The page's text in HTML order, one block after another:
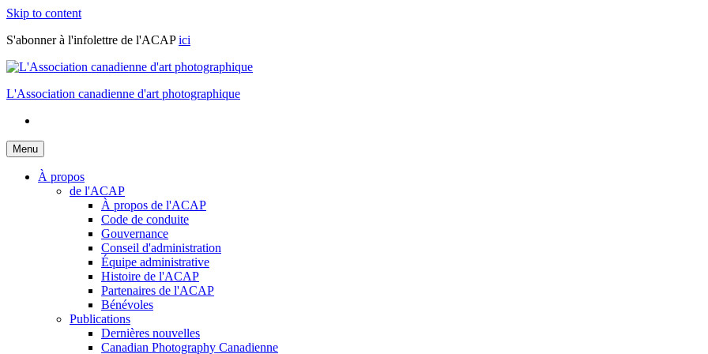
Skip to content
S'abonner à l'infolettre de l'ACAPici
L'Association canadienne d'art photographique
Menu
À propos
de l'ACAP
À propos de l'ACAP
Code de conduite
Gouvernance
Conseil d'administration
Équipe administrative
Histoire de l'ACAP
Partenaires de l'ACAP
Bénévoles
Publications
Dernières nouvelles
Canadian Photography Canadienne